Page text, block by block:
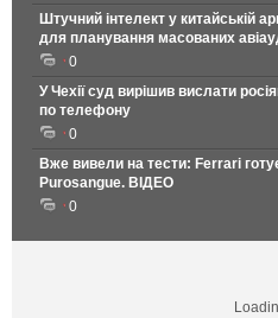
Штучний інтелект у китайській
для планування масованих
0
У Чехії суд вирішив вислати
по телефону
0
Вже вивели на тести: Ferrari
Purosangue. ВІДЕО
0